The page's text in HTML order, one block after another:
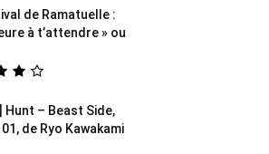
de Ramatuelle :
à t’attendre » ou
Hunt – Beast Side,
de Ryo Kawakami